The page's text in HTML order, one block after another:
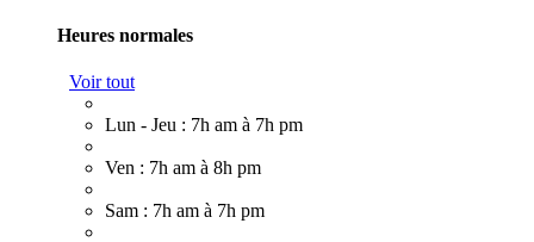
Heures normales
Voir tout
Lun - Jeu : 7h am à 7h pm
Ven : 7h am à 8h pm
Sam : 7h am à 7h pm